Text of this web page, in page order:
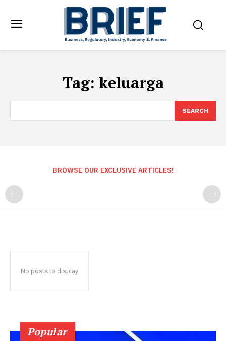
Tag: keluarga
SEARCH
BROWSE OUR EXCLUSIVE ARTICLES!
No posts to display
Popular